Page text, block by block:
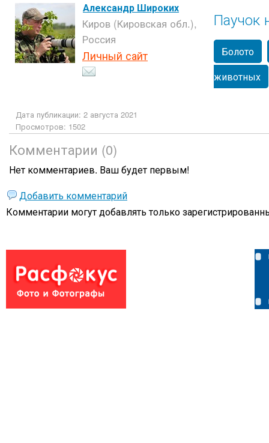
Александр Широких
Киров (Кировская обл.),
Россия
Личный сайт
Паучок
Болото
животных
Дата публикации: 2 августа 2021
Просмотров: 1502
Комментарии (0)
Нет комментариев. Ваш будет первым!
Добавить комментарий
Комментарии могут добавлять только